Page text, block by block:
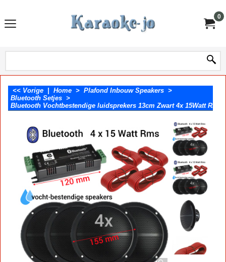
0
<< Vorige Home > Plafond Inbouw Speakers >
Bluetooth Setjes >
Bluetooth Vochtbestendige luidsprekers 13cm Zwart 4x 15Watt Rms